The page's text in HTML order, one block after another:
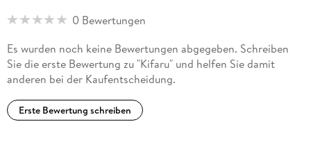
0 Bewertungen
Es wurden noch keine Bewertungen abgegeben. Schreiben
Sie die erste Bewertung zu "Kifaru" und helfen Sie damit
anderen bei der Kaufentscheidung.
Erste Bewertung schreiben